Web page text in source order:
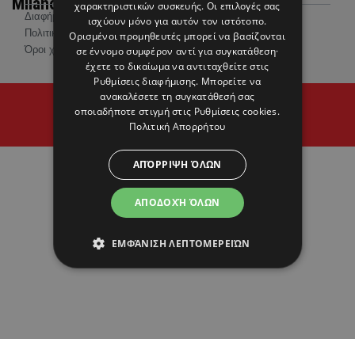
Διαφήμιση
Πολιτική Προστασίας Προσωπικών Δεδομένων
Όροι χρήσης
© 2026 Hello Magazine Cyprus
Proudly developed byCantaloop
χαρακτηριστικών συσκευής. Οι επιλογές σας
ισχύουν μόνο για αυτόν τον ιστότοπο.
Ορισμένοι προμηθευτές μπορεί να βασίζονται
σε έννομο συμφέρον αντί για συγκατάθεση·
έχετε το δικαίωμα να αντιταχθείτε στις
Ρυθμίσεις διαφήμισης. Μπορείτε να
ανακαλέσετε τη συγκατάθεσή σας
οποιαδήποτε στιγμή στις Ρυθμίσεις cookies.
Πολιτική Απορρήτου
ΑΠΟΔΟΧΉ ΌΛΩΝ
ΑΠΌΡΡΙΨΗ ΌΛΩΝ
ΕΜΦΆΝΙΣΗ ΛΕΠΤΟΜΕΡΕΙΏΝ